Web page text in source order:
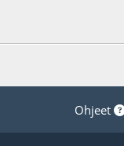
Ohjeet